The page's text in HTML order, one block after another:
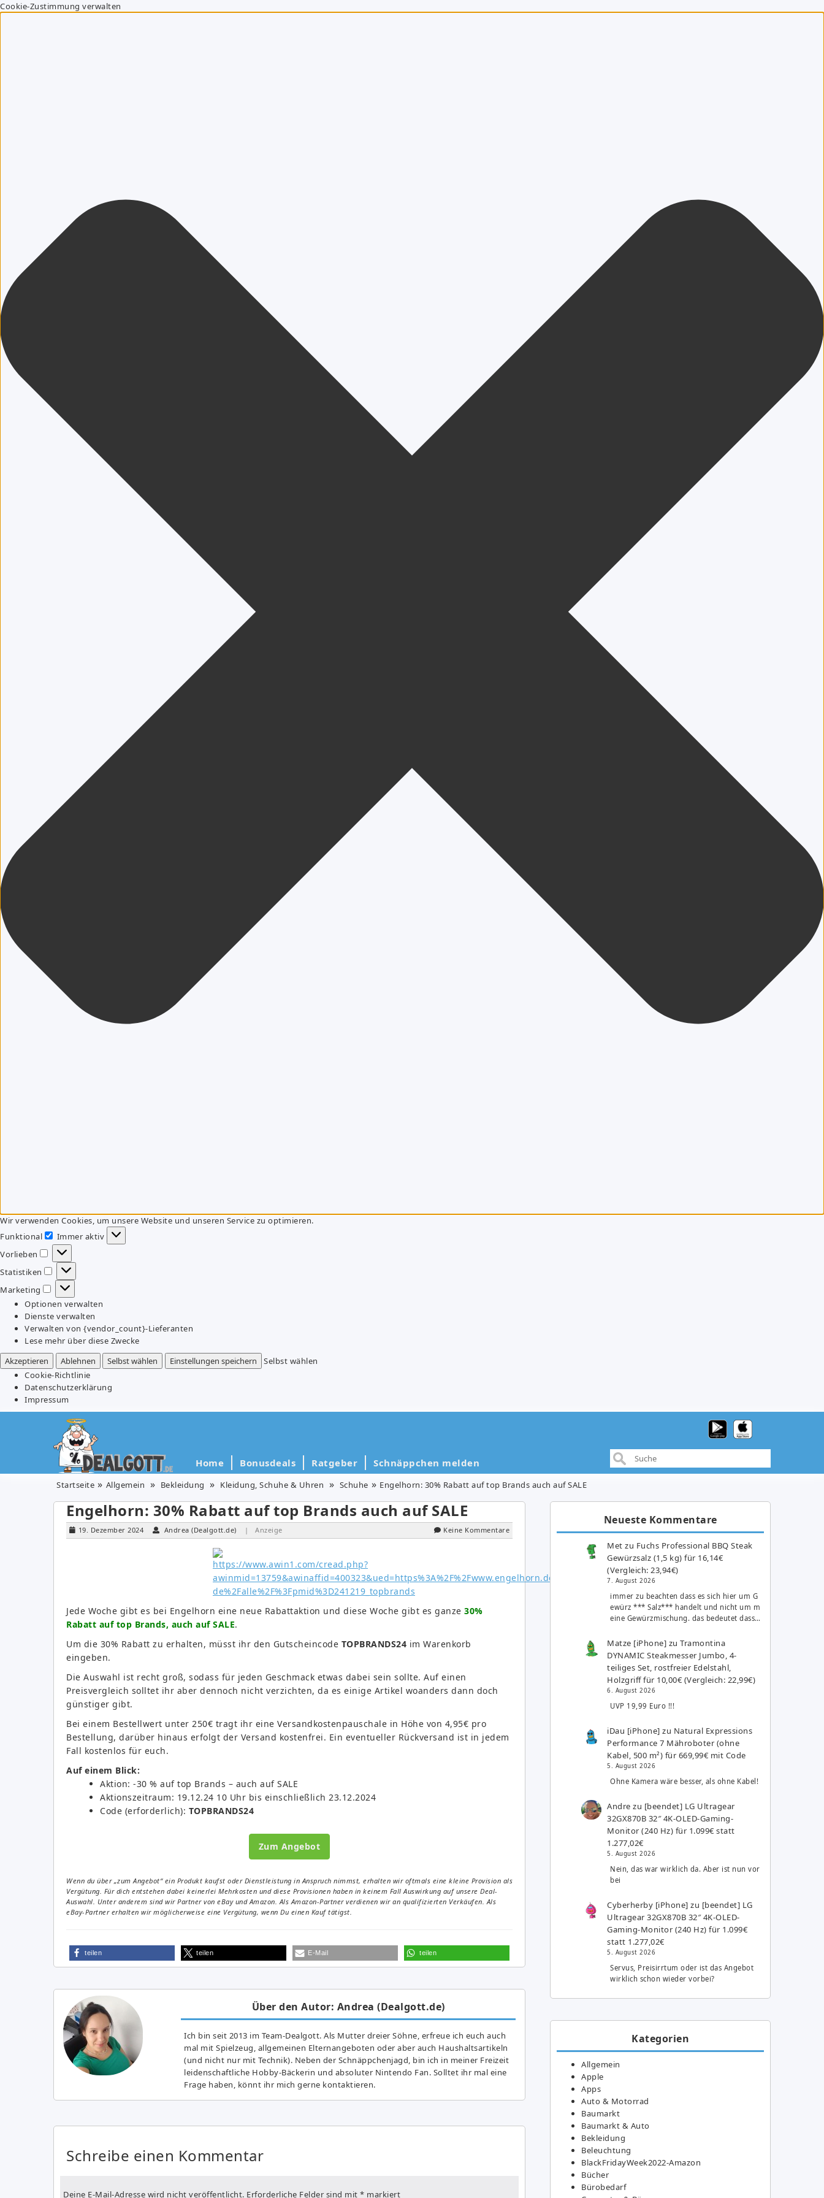
Cookie-Zustimmung verwalten
Wir verwenden Cookies, um unsere Website und unseren Service zu optimieren.
Funktional
Funktional
Immer aktiv
Vorlieben
Vorlieben
Statistiken
Statistiken
Marketing
Marketing
Optionen verwalten
Dienste verwalten
Verwalten von {vendor_count}-Lieferanten
Lese mehr über diese Zwecke
Akzeptieren
Ablehnen Selbst wählen Einstellungen speichern
Selbst wählen
Cookie-Richtlinie
Datenschutzerklärung
Impressum
Home Bonusdeals Ratgeber Schnäppchen melden
Startseite Allgemein Bekleidung Kleidung, Schuhe & Uhren Schuhe Engelhorn: 30% Rabatt auf top Brands auch auf SALE
Engelhorn: 30% Rabatt auf top Brands auch auf SALE
19. Dezember 2024 Andrea (Dealgott.de) | Anzeige Keine Kommentare
Jede Woche gibt es bei Engelhorn eine neue Rabattaktion und diese Woche gibt es ganze 30%
Rabatt auf top Brands, auch auf SALE.
Um die 30% Rabatt zu erhalten, müsst ihr den Gutscheincode TOPBRANDS24 im Warenkorb
eingeben.
Die Auswahl ist recht groß, sodass für jeden Geschmack etwas dabei sein sollte. Auf einen
Preisvergleich solltet ihr aber dennoch nicht verzichten, da es einige Artikel woanders dann doch
günstiger gibt.
Bei einem Bestellwert unter 250€ tragt ihr eine Versandkostenpauschale in Höhe von 4,95€ pro
Bestellung, darüber hinaus erfolgt der Versand kostenfrei. Ein eventueller Rückversand ist in jedem
Fall kostenlos für euch.
Auf einem Blick:
Aktion: -30 % auf top Brands – auch auf SALE
Aktionszeitraum: 19.12.24 10 Uhr bis einschließlich 23.12.2024
Code (erforderlich): TOPBRANDS24
Zum Angebot
Wenn du über „zum Angebot“ ein Produkt kaufst oder Dienstleistung in Anspruch nimmst, erhalten wir oftmals eine kleine Provision als
Vergütung. Für dich entstehen dabei keinerlei Mehrkosten und diese Provisionen haben in keinem Fall Auswirkung auf unsere Deal-
Auswahl. Unter anderem sind wir Partner von eBay und Amazon. Als Amazon-Partner verdienen wir an qualifizierten Verkäufen. Als
eBay-Partner erhalten wir möglicherweise eine Vergütung, wenn Du einen Kauf tätigst.
teilen teilen E-Mail teilen
Über den Autor: Andrea (Dealgott.de)
Ich bin seit 2013 im Team-Dealgott. Als Mutter dreier Söhne, erfreue ich euch auch
mal mit Spielzeug, allgemeinen Elternangeboten oder aber auch Haushaltsartikeln
(und nicht nur mit Technik). Neben der Schnäppchenjagd, bin ich in meiner Freizeit
leidenschaftliche Hobby-Bäckerin und absoluter Nintendo Fan. Solltet ihr mal eine
Frage haben, könnt ihr mich gerne kontaktieren.
Schreibe einen Kommentar
Deine E-Mail-Adresse wird nicht veröffentlicht. Erforderliche Felder sind mit * markiert
Neueste Kommentare
Met zu Fuchs Professional BBQ Steak
Gewürzsalz (1,5 kg) für 16,14€
(Vergleich: 23,94€)
7. August 2026
immer zu beachten dass es sich hier um G
ewürz *** Salz*** handelt und nicht um m
eine Gewürzmischung. das bedeutet dass…
Matze [iPhone] zuTramontina
DYNAMIC Steakmesser Jumbo, 4-
teiliges Set, rostfreier Edelstahl,
Holzgriff für 10,00€ (Vergleich: 22,99€)
6. August 2026
UVP 19,99 Euro !!!
iDau [iPhone] zu Natural Expressions
Performance 7 Mähroboter (ohne
Kabel, 500 m²) für 669,99€ mit Code
5. August 2026
Ohne Kamera wäre besser, als ohne Kabel!
Andre zu [beendet] LG Ultragear
32GX870B 32″ 4K-OLED-Gaming-
Monitor (240 Hz) für 1.099€ statt
1.277,02€
5. August 2026
Nein, das war wirklich da. Aber ist nun vor
bei
Cyberherby [iPhone] zu [beendet] LG
Ultragear 32GX870B 32″ 4K-OLED-
Gaming-Monitor (240 Hz) für 1.099€
statt 1.277,02€
5. August 2026
Servus, Preisirrtum oder ist das Angebot
wirklich schon wieder vorbei?
Kategorien
Allgemein
Apple
Apps
Auto & Motorrad
Baumarkt
Baumarkt & Auto
Bekleidung
Beleuchtung
BlackFridayWeek2022-Amazon
Bücher
Bürobedarf